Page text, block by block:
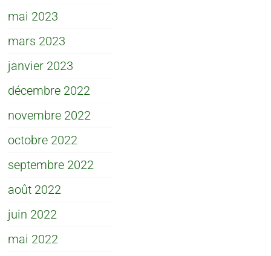
mai 2023
mars 2023
janvier 2023
décembre 2022
novembre 2022
octobre 2022
septembre 2022
août 2022
juin 2022
mai 2022